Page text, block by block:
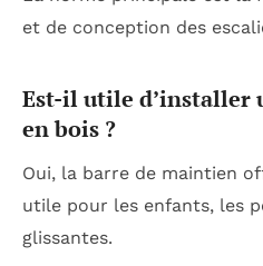
et de conception des
Est-il utile d’installer
en bois ?
Oui, la barre de maintien
utile pour les enfants, les
glissantes.